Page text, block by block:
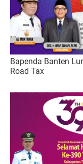
Bapenda Banten
Road Tax